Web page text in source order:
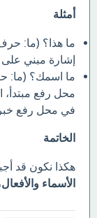
أمثلة
ما هذا؟ (ما:
إشارة مبني
ما اسمك؟ (ما:
محل رفع
في محل رفع
الخاتمة
هكذا نكون قد
الأسماء والأفعال